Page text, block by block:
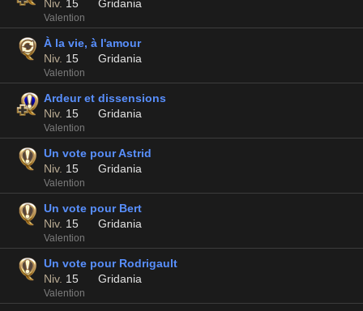
Niv. 15 Gridania
Valention
À la vie, à l'amour
Niv. 15 Gridania
Valention
Ardeur et dissensions
Niv. 15 Gridania
Valention
Un vote pour Astrid
Niv. 15 Gridania
Valention
Un vote pour Bert
Niv. 15 Gridania
Valention
Un vote pour Rodrigault
Niv. 15 Gridania
Valention